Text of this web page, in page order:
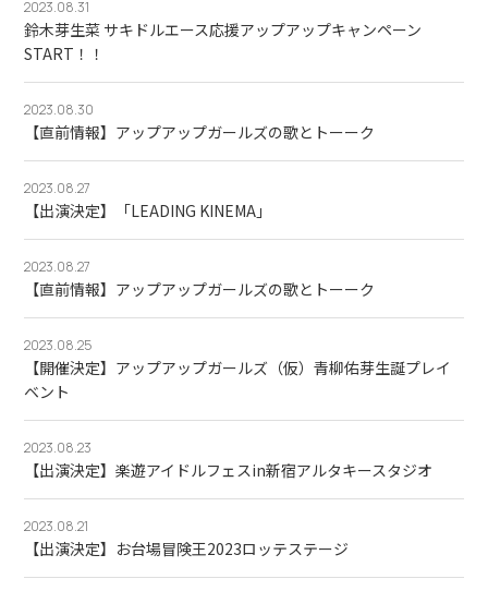
2023.08.31
鈴木芽生菜 サキドルエース応援アップアップキャンペーン
START！！
2023.08.30
【直前情報】アップアップガールズの歌とトーーク
2023.08.27
【出演決定】「LEADING KINEMA」
2023.08.27
【直前情報】アップアップガールズの歌とトーーク
2023.08.25
【開催決定】アップアップガールズ（仮）青柳佑芽生誕プレイ
ベント
2023.08.23
【出演決定】楽遊アイドルフェスin新宿アルタキースタジオ
2023.08.21
【出演決定】お台場冒険王2023ロッテステージ